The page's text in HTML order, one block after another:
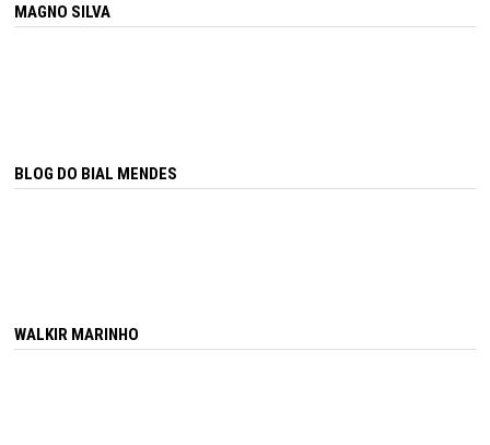
MAGNO SILVA
BLOG DO BIAL MENDES
WALKIR MARINHO